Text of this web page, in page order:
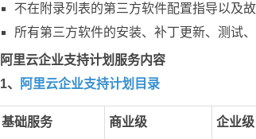
不在附录列表的第三方软件配置指导以及故
所有第三方软件的安装、补丁更新、测试
阿里云企业支持计划服务内容
1、
阿里云企业支持计划目录
基础服务 商业级 企业级